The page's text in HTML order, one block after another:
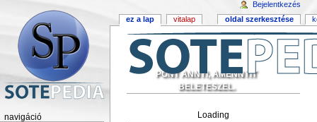
PONT ANNYI, AMENNYIT
BELETESZEL.
Loading
ez a lap vitalap oldal szerkesztése
Bejelentkezés
navigáció